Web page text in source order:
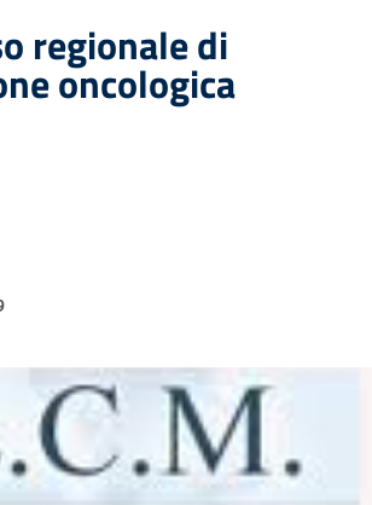
regionale di
oncologica